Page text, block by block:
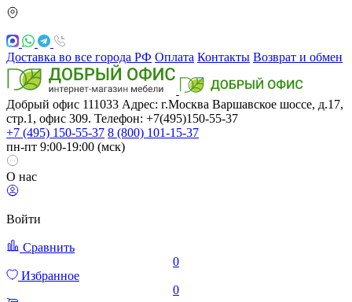
Доставка во все города РФ Оплата Контакты Возврат и обмен
Добрый офис 111033 Адрес: г.Москва Варшавское шоссе, д.17,
стр.1, офис 309. Телефон: +7(495)150-55-37
+7 (495) 150-55-37 8 (800) 101-15-37
пн-пт 9:00-19:00 (мск)
О нас
Войти
Сравнить
0
Избранное
0